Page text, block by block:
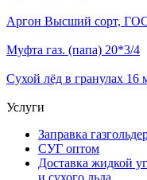
Аргон Высший сорт,
Муфта газ. (папа) 20*3/4
Сухой лёд в гранулах 16
Услуги
Заправка
СУГ оптом
Доставка жидкой
и сухого льда